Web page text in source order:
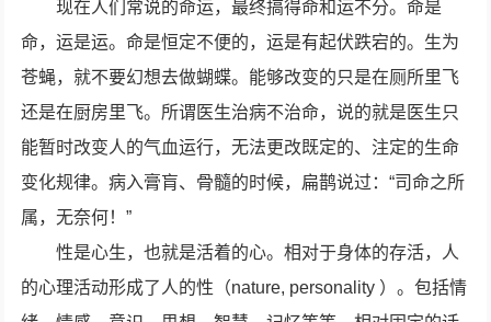
现在人们常说的命运，最终搞得命和运不分。命是
命，运是运。命是恒定不便的，运是有起伏跌宕的。生为
苍蝇，就不要幻想去做蝴蝶。能够改变的只是在厕所里飞
还是在厨房里飞。所谓医生治病不治命，说的就是医生只
能暂时改变人的气血运行，无法更改既定的、注定的生命
变化规律。病入膏肓、骨髓的时候，扁鹊说过：“司命之所
属，无奈何！”
性是心生，也就是活着的心。相对于身体的存活，人
的心理活动形成了人的性（nature, personality ）。包括情